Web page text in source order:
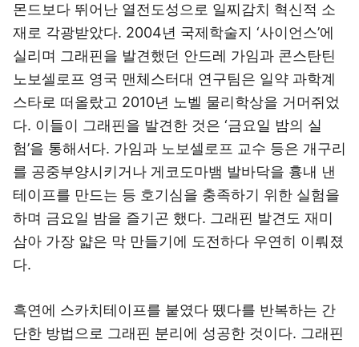
몬드보다 뛰어난 열전도성으로 일찌감치 혁신적 소
재로 각광받았다. 2004년 국제학술지 ‘사이언스’에
실리며 그래핀을 발견했던 안드레 가임과 콘스탄틴
노보셀로프 영국 맨체스터대 연구팀은 일약 과학계
스타로 떠올랐고 2010년 노벨 물리학상을 거머쥐었
다. 이들이 그래핀을 발견한 것은 ‘금요일 밤의 실
험’을 통해서다. 가임과 노보셀로프 교수 등은 개구리
를 공중부양시키거나 게코도마뱀 발바닥을 흉내 낸
테이프를 만드는 등 호기심을 충족하기 위한 실험을
하며 금요일 밤을 즐기곤 했다. 그래핀 발견도 재미
삼아 가장 얇은 막 만들기에 도전하다 우연히 이뤄졌
다.
흑연에 스카치테이프를 붙였다 뗐다를 반복하는 간
단한 방법으로 그래핀 분리에 성공한 것이다. 그래핀